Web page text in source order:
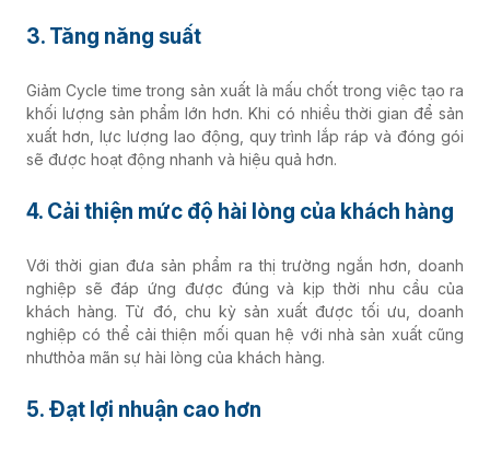
3. Tăng năng suất
Giảm Cycle time trong sản xuất là mấu chốt trong việc tạo ra
khối lượng sản phẩm lớn hơn. Khi có nhiều thời gian để sản
xuất hơn, lực lượng lao động, quy trình lắp ráp và đóng gói
sẽ được hoạt động nhanh và hiệu quả hơn.
4. Cải thiện mức độ hài lòng của khách hàng
Với thời gian đưa sản phẩm ra thị trường ngắn hơn, doanh
nghiệp sẽ đáp ứng được đúng và kịp thời nhu cầu của
khách hàng. Từ đó, chu kỳ sản xuất được tối ưu, doanh
nghiệp có thể cải thiện mối quan hệ với nhà sản xuất cũng
nhưthỏa mãn sự hài lòng của khách hàng.
5. Đạt lợi nhuận cao hơn